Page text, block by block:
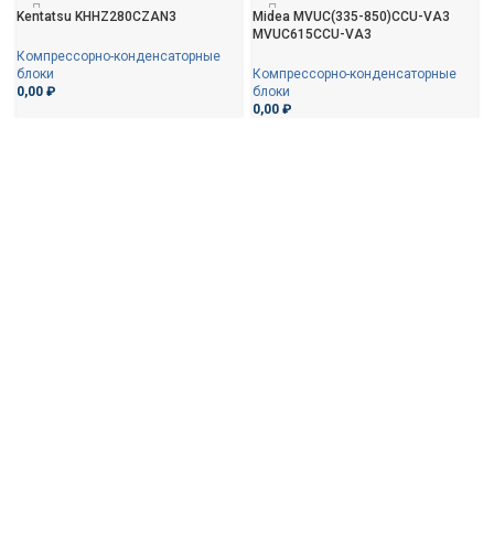
Kentatsu KHHZ280CZAN3
Компрессорно-конденсаторные
блоки
0,00 ₽
Midea MVUC(335-850)CCU-VA3
MVUC615CCU-VA3
Компрессорно-конденсаторные
блоки
0,00 ₽